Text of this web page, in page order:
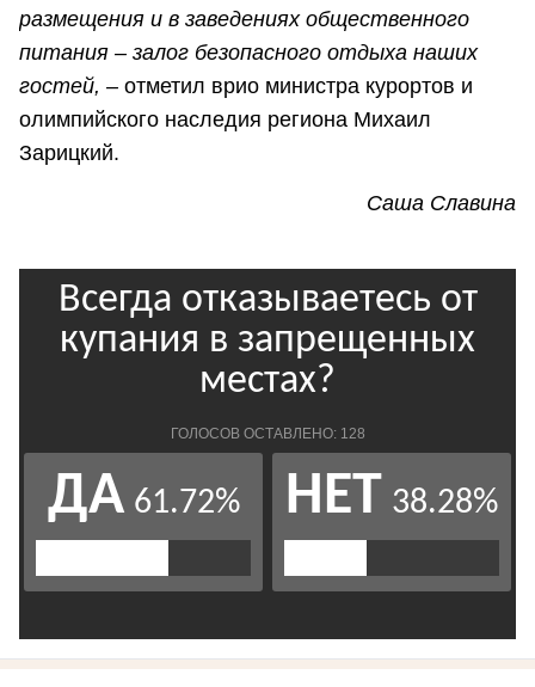
размещения и в заведениях общественного
питания – залог безопасного отдыха наших
гостей, – отметил врио министра курортов и
олимпийского наследия региона Михаил
Зарицкий.
Саша Славина